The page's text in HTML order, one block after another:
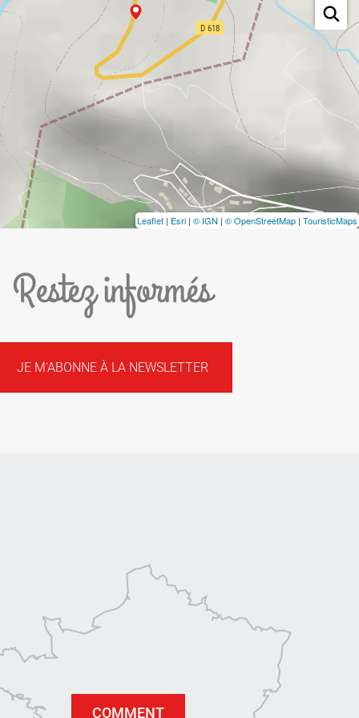
Leaflet | Esri | © IGN | © OpenStreetMap | TouristicMaps
Restez informés
JE M'ABONNE À LA NEWSLETTER
COMMENT